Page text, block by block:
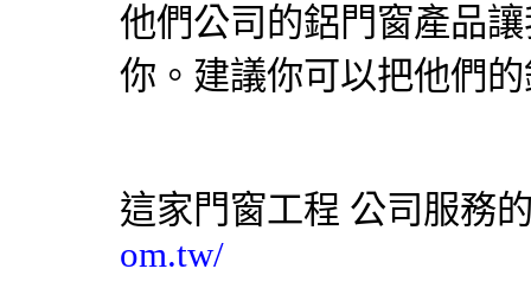
他們公司的鋁門窗產品
你。建議你可以把他們
這家門窗工程 公司服務
om.tw/